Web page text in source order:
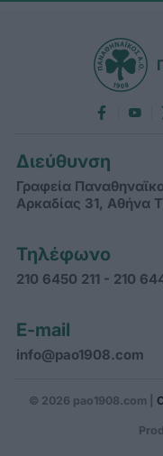
Διεύθυνση
Γραφεία
Αρκαδίας 31, Αθήνα
Τηλέφωνο
210 6450 211 - 210
E-mail
info@pao1908.com
© 2026 pao1908.com |